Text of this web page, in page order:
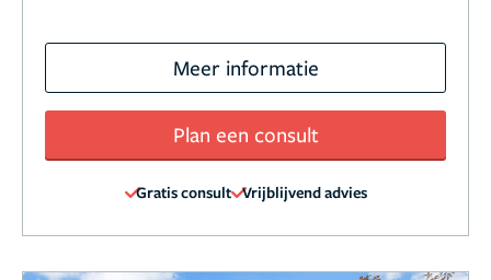
Meer informatie
Plan een consult
Gratis consult Vrijblijvend advies